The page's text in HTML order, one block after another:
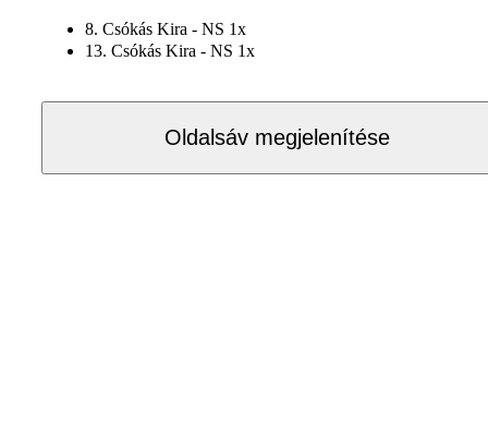
8. Csókás Kira - NS 1x
13. Csókás Kira - NS 1x
Oldalsáv megjelenítése